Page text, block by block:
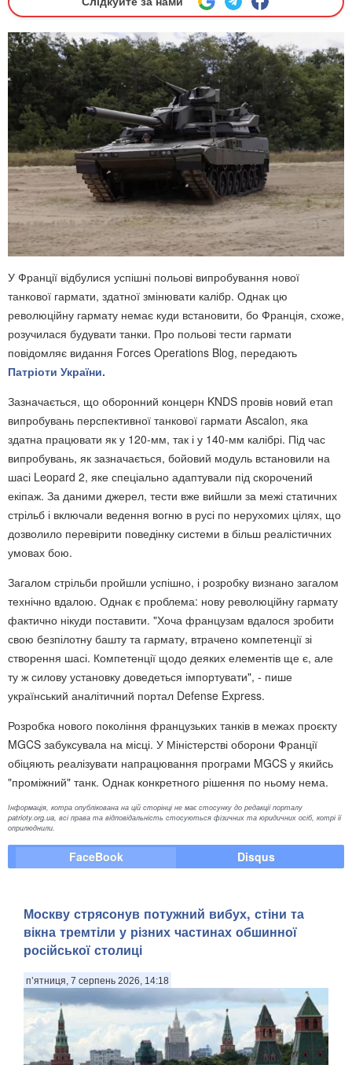
У Франції відбулися успішні польові випробування нової
танкової гармати, здатної змінювати калібр. Однак цю
революційну гармату немає куди встановити, бо Франція, схоже,
розучилася будувати танки. Про польові тести гармати
повідомляє видання Forces Operations Blog, передають
Патріоти України.
Зазначається, що оборонний концерн KNDS провів новий етап
випробувань перспективної танкової гармати Ascalon, яка
здатна працювати як у 120-мм, так і у 140-мм калібрі. Під час
випробувань, як зазначається, бойовий модуль встановили на
шасі Leopard 2, яке спеціально адаптували під скорочений
екіпаж. За даними джерел, тести вже вийшли за межі статичних
стрільб і включали ведення вогню в русі по нерухомих цілях, що
дозволило перевірити поведінку системи в більш реалістичних
умовах бою.
Загалом стрільби пройшли успішно, і розробку визнано загалом
технічно вдалою. Однак є проблема: нову революційну гармату
фактично нікуди поставити. "Хоча французам вдалося зробити
свою безпілотну башту та гармату, втрачено компетенції зі
створення шасі. Компетенції щодо деяких елементів ще є, але
ту ж силову установку доведеться імпортувати", - пише
український аналітичний портал Defense Express.
Розробка нового покоління французьких танків в межах проєкту
MGCS забуксувала на місці. У Міністерстві оборони Франції
обіцяють реалізувати напрацювання програми MGCS у якийсь
"проміжний" танк. Однак конкретного рішення по ньому нема.
Інформація, котра опублікована на цій сторінці не має стосунку до редакції порталу
patrioty.org.ua, всі права та відповідальність стосуються фізичних та юридичних осіб, котрі її
оприлюднили.
FaceBook Disqus
Москву стрясонув потужний вибух, стіни та
вікна тремтіли у різних частинах обшинної
російської столиці
п’ятниця, 7 серпень 2026, 14:18